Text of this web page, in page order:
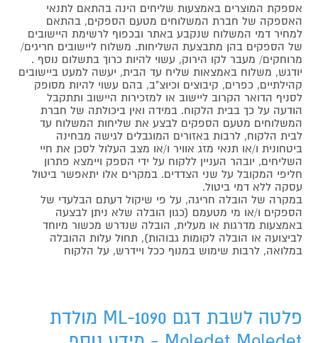
אספקת המוצרים באמצעות שליחים הינה בהתאם לתנאי
האספקה של חברת המשלוחים מטעם הספקים, בהתאם
למחיר דמי המשלוח שנקבע באתר ובכפוף לרשימת היישובים
של הספקים בהן מתבצעת השליחות. משלוח ליישובים חריגים/
מרוחקים/ מעבר לקו הירוק, עשוי להיות כרוך בתשלום נוסף .
יודגש, משלוח באמצאות שליח עד הבית, יעשה למעט ביישובים
קהילתיים, כפרים, קיבוצים וכיוצ"ב, בהם עשוי להיות מסופק
לסניף הדואר הקרוב ליישוב או למזכירות היישוב ותתקבל
הודעה על כך בבית הלקוח. במידה ואין ביכולתה של חברת
המשלוחים מטעם הספקים לבצע את שליחות המשלוח עד
לבית הלקוח, לרבות באזורים המוגבלים לגישה מבחינה
ביטחונית ו/או תנאי מזג אוויר ו/או מצב העלול לסכן את חיי
השליחים, יובהר העניין ללקוח על ידי הספק ויימצא פתרון
חליפי המקובל על שני הצדדים. במקרים אלו יתאפשר ביטול
עסקה ללא דמי ביטול.
במקרה של הובלה חריגה, על פי שיקול דעתם הבלעדי של
הספקים ו/או מי מטעמם (כגון הובלה שלא ניתן לבצעה
באמצעות מדרגות או מעלית, הובלה שנדרש מכשור מיוחד
לביצועה או הובלה לקומות גבוהות), תחול עלות ההובלה
במלואה, לרבות שימוש במנוף ככל ויידרש, על הלקוח
פלטה לשבת דגם ML-1090 מולדת